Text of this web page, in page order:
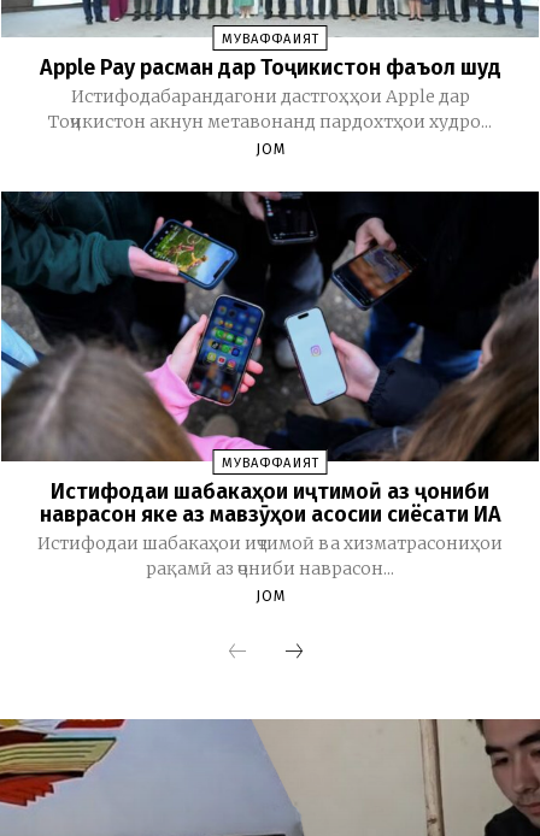
МУВАФФАҚИЯТ
Apple Pay расман дар Тоҷикистон фаъол шуд
Истифодабарандагони дастгоҳҳои Apple дар
Тоҷикистон акнун метавонанд пардохтҳои худро...
JOM
МУВАФФАҚИЯТ
Истифодаи шабакаҳои иҷтимоӣ аз ҷониби
наврасон яке аз мавзӯҳои асосии сиёсати ИА
Истифодаи шабакаҳои иҷтимоӣ ва хизматрасониҳои
рақамӣ аз ҷониби наврасон...
JOM